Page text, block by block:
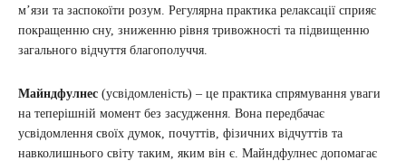
м’язи та заспокоїти розум. Регулярна практика релаксації сприяє
покращенню сну, зниженню рівня тривожності та підвищенню
загального відчуття благополуччя.
Майндфулнес (усвідомленість) – це практика спрямування уваги
на теперішній момент без засудження. Вона передбачає
усвідомлення своїх думок, почуттів, фізичних відчуттів та
навколишнього світу таким, яким він є. Майндфулнес допомагає